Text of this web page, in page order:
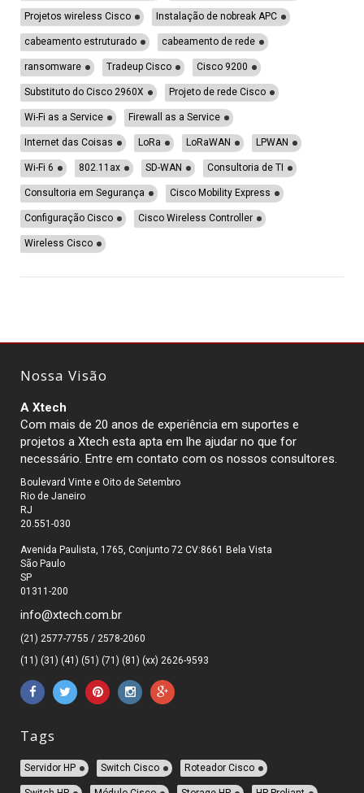
Projetos wireless Cisco Instalação de nobreak APC
cabeamento estruturado cabeamento de rede
ransomware Tradeup Cisco Cisco 9200
Substituto do Cisco 2960X Projeto de rede Cisco
Wi-Fi as a Service Firewall as a Service
Internet das Coisas LoRa LoRaWAN LPWAN
Wi-Fi 6 802.11ax SD-WAN Consultoria de TI
Consultoria em Segurança Cisco Mobility Express
Configuração Cisco Cisco Wireless Controller
Wireless Cisco
Nossa Visão
A Xtech
Com mais de 20 anos de experiência em suportes e
projetos a Xtech esta apta em lhe ajudar no que for
necessário. Entre em contato com os nossos consultores.
Boulevard Vinte e Oito de Setembro
Rio de Janeiro
RJ
20.551-030
Avenida Paulista, 1765, Conjunto 72 CV:8661 Bela Vista
São Paulo
SP
01311-200
info@xtech.com.br
(21) 2577-7755 / 2578-2060
(11) (31) (41) (51) (71) (81) (xx) 2626-9593
Tags
Servidor HP Switch Cisco Roteador Cisco